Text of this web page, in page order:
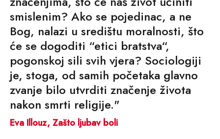
smislenim? Ako se pojedinac, a ne
Bog, nalazi u središtu moralnosti, što
će se dogoditi “etici bratstva“,
pogonskoj sili svih vjera? Sociologiji
je, stoga, od samih početaka glavno
zvanje bilo utvrditi značenje života
nakon smrti religije."
Eva Illouz, Zašto ljubav boli